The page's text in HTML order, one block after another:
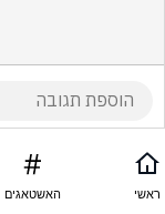
ראשי האשטאגים